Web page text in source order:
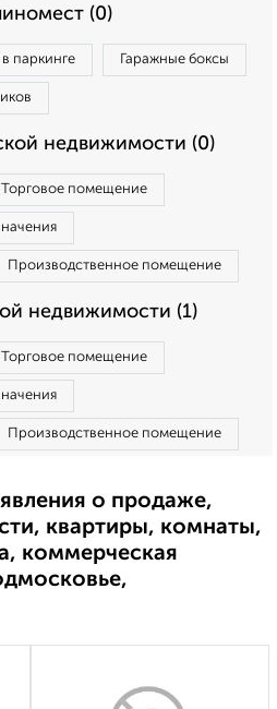
(0)
паркинге Гаражные боксы
недвижимости (0)
Торговое помещение
Производственное помещение
недвижимости (1)
Торговое помещение
Производственное помещение
о продаже,
квартиры, комнаты,
коммерческая